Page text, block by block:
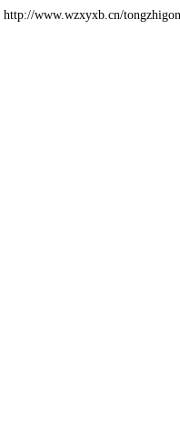
http://www.wzxyxb.cn/